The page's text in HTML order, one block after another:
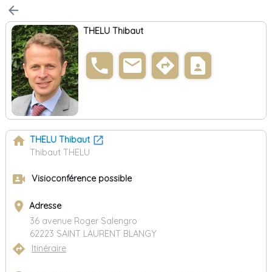
arrow_back
THELU Thibaut
phone email directions contact_page
home THELU Thibaut
Thibaut THELU
video_camera_front Visioconférence possible
place Adresse
36 avenue Roger Salengro
62223 SAINT LAURENT BLANGY
directions Itinéraire